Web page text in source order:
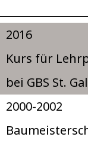
2016
Kurs für
bei GBS St.
2000-2002